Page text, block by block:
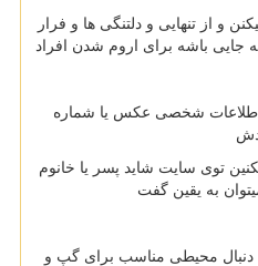
و از تنهایی و دلتنگی ها و فرار
باشه برای اروم شدن افراد
اطلاعات شخصی عکس یا شماره
توی سایت شاید پسر یا خانوم
به یقین گفت
دنبال محیطی مناسب برای گپ و